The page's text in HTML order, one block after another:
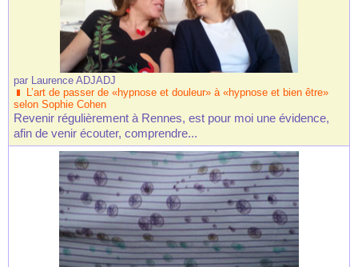
par Laurence ADJADJ
L’art de passer de «hypnose et douleur» à «hypnose et bien être»
selon Sophie Cohen
Revenir régulièrement à Rennes, est pour moi une évidence,
afin de venir écouter, comprendre...